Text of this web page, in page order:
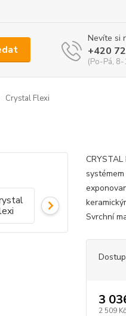
Nevíte si
+420
(Po-Pá,
Crystal Flexi
Svrchní
3
2 509 Kč